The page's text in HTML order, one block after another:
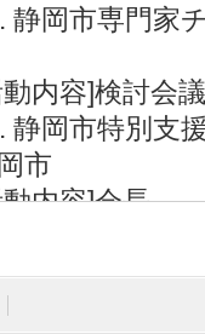
静岡市専門家
内容]検討会
静岡市特別支
市
内容]会長
内容]検討会